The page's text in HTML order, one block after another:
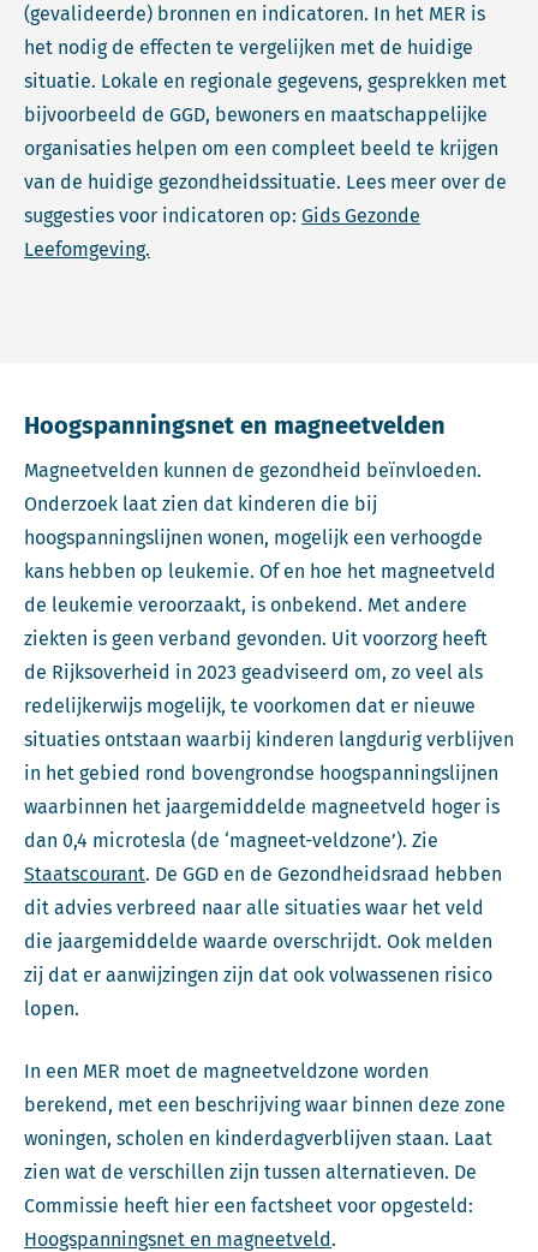
(gevalideerde) bronnen en indicatoren. In het MER is
het nodig de effecten te vergelijken met de huidige
situatie. Lokale en regionale gegevens, gesprekken met
bijvoorbeeld de GGD, bewoners en maatschappelijke
organisaties helpen om een compleet beeld te krijgen
van de huidige gezondheidssituatie. Lees meer over de
suggesties voor indicatoren op: Gids Gezonde
Leefomgeving.
Hoogspanningsnet en magneetvelden
Magneetvelden kunnen de gezondheid beïnvloeden.
Onderzoek laat zien dat kinderen die bij
hoogspanningslijnen wonen, mogelijk een verhoogde
kans hebben op leukemie. Of en hoe het magneetveld
de leukemie veroorzaakt, is onbekend. Met andere
ziekten is geen verband gevonden. Uit voorzorg heeft
de Rijksoverheid in 2023 geadviseerd om, zo veel als
redelijkerwijs mogelijk, te voorkomen dat er nieuwe
situaties ontstaan waarbij kinderen langdurig verblijven
in het gebied rond bovengrondse hoogspanningslijnen
waarbinnen het jaargemiddelde magneetveld hoger is
dan 0,4 microtesla (de ‘magneet-veldzone’). Zie
Staatscourant. De GGD en de Gezondheidsraad hebben
dit advies verbreed naar alle situaties waar het veld
die jaargemiddelde waarde overschrijdt. Ook melden
zij dat er aanwijzingen zijn dat ook volwassenen risico
lopen.
In een MER moet de magneetveldzone worden
berekend, met een beschrijving waar binnen deze zone
woningen, scholen en kinderdagverblijven staan. Laat
zien wat de verschillen zijn tussen alternatieven. De
Commissie heeft hier een factsheet voor opgesteld:
Hoogspanningsnet en magneetveld.